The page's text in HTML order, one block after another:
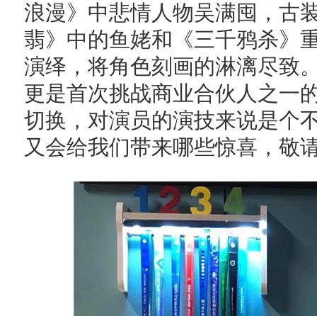
浪漫》中悲情人物吴满囤，古
翡》中的鱼姥和《三千鸦杀》
演绎，将角色刻画的淋漓尽致
更是首次挑战商业合伙人之一
切换，对演员的演技来说是个
又会给我们带来哪些惊喜，敬